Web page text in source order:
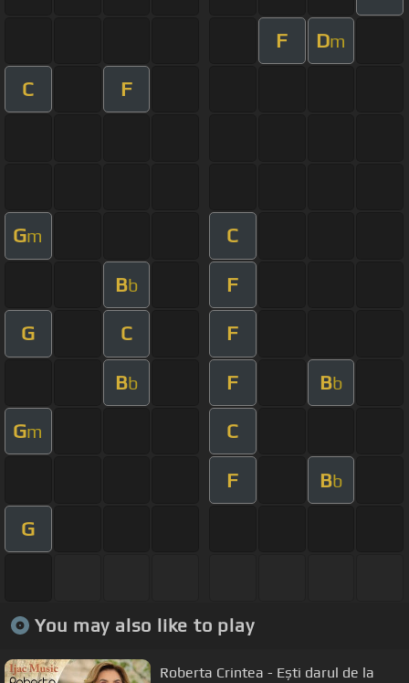
F Dm
C F
Gm C
Bb F
G C F
Bb F Bb
Gm C
F Bb
G
You may also like to play
Roberta Crintea - Ești darul de la